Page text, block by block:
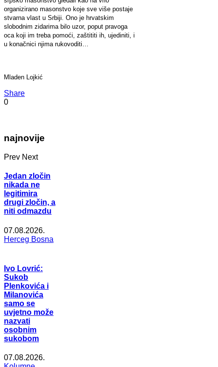
organizirano masonstvo koje sve više postaje
stvarna vlast u Srbiji. Ono je hrvatskim
slobodnim zidarima bilo uzor, poput pravoga
oca koji im treba pomoći, zaštititi ih, ujediniti, i
u konačnici njima rukovoditi…
Mladen Lojkić
Share
0
najnovije
Prev Next
Jedan zločin
nikada ne
legitimira
drugi zločin, a
niti odmazdu
07.08.2026.
Herceg Bosna
Ivo Lovrić:
Sukob
Plenkovića i
Milanovića
samo se
uvjetno može
nazvati
osobnim
sukobom
07.08.2026.